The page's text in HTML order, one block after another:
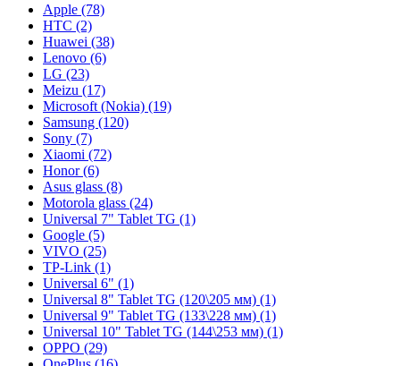
Apple (78)
HTC (2)
Huawei (38)
Lenovo (6)
LG (23)
Meizu (17)
Microsoft (Nokia) (19)
Samsung (120)
Sony (7)
Xiaomi (72)
Honor (6)
Asus glass (8)
Motorola glass (24)
Universal 7" Tablet TG (1)
Google (5)
VIVO (25)
TP-Link (1)
Universal 6" (1)
Universal 8" Tablet TG (120\205 мм) (1)
Universal 9" Tablet TG (133\228 мм) (1)
Universal 10" Tablet TG (144\253 мм) (1)
OPPO (29)